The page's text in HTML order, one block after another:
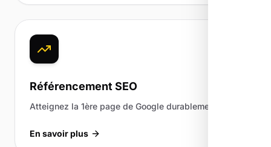
Référencement SEO
Atteignez la 1ère page de Google durablement.
En savoir plus